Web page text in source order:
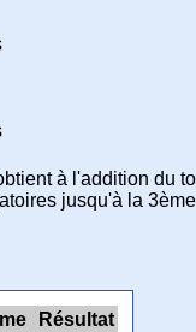
à l'addition du
jusqu'à la
Résultat